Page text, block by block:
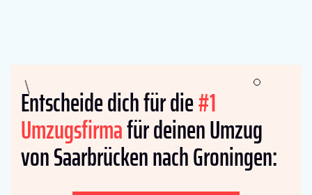
Entscheide dich für die#1
Umzugsfirmafür deinen Umzug
von Saarbrücken nach Groningen: